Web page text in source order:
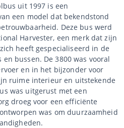
uit 1997 is een
een model dat bekendstond
Deze bus werd
Harvester, een merk dat zijn
heeft gespecialiseerd in de
bussen. De 3800 was vooral
en in het bijzonder voor
ruime interieur en uitstekende
was uitgerust met een
droeg voor een efficiënte
was om duurzaamheid